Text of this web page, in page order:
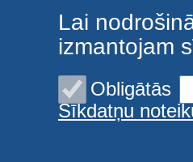
© 2026 Latvijas
Lai
izmantojam
Obligātās
Sīkdatņu